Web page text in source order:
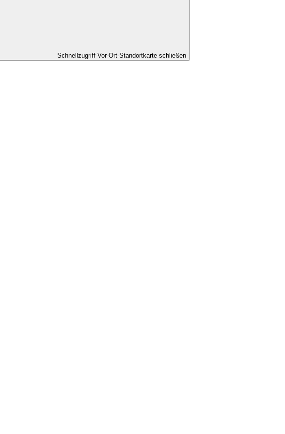
Schnellzugriff Vor-Ort-Standortkarte schließen